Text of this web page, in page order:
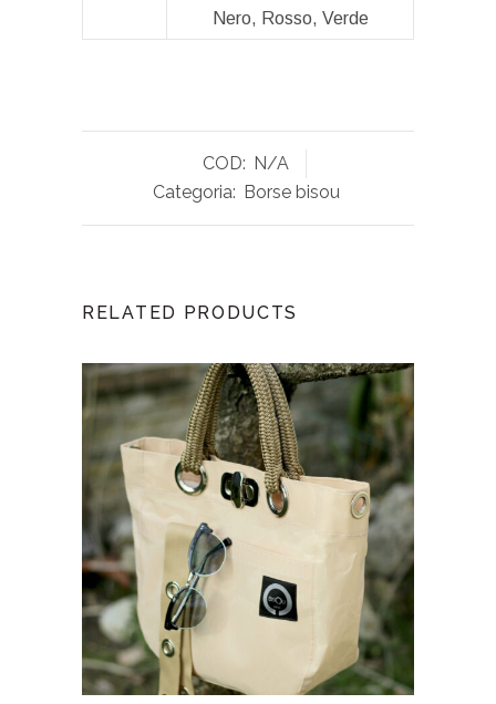
Nero, Rosso, Verde
COD: N/A
Categoria: Borse bisou
RELATED PRODUCTS